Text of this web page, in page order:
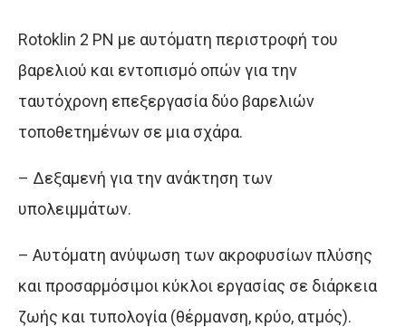
Rotoklin 2 PN με αυτόματη περιστροφή του
βαρελιού και εντοπισμό οπών για την
ταυτόχρονη επεξεργασία δύο βαρελιών
τοποθετημένων σε μια σχάρα.
– Δεξαμενή για την ανάκτηση των
υπολειμμάτων.
– Aυτόματη ανύψωση των ακροφυσίων πλύσης
και προσαρμόσιμοι κύκλοι εργασίας σε διάρκεια
ζωής και τυπολογία (θέρμανση, κρύο, ατμός).